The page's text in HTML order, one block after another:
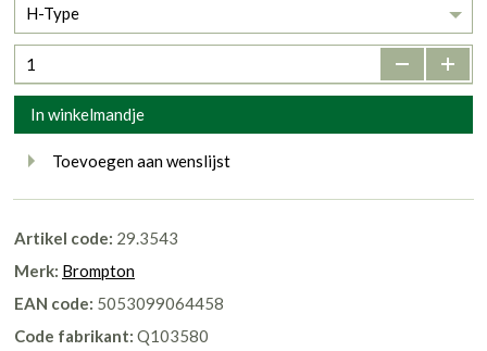
H-Type
- +
In winkelmandje
Toevoegen aan wenslijst
Artikel code: 29.3543
Merk: Brompton
EAN code: 5053099064458
Code fabrikant: Q103580